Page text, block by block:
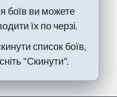
боїв ви можете
їх по черзі.
список боїв,
"Скинути".